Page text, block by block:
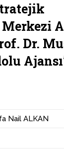
Nail ALKAN
Dr.